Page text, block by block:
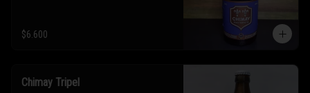
$6.600
Chimay Tripel